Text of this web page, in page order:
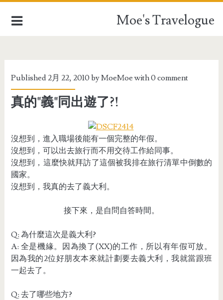
Moe's Travelogue
AFRICA
TAIWAN
TRAVEL STUFFFS
Published 2月 22, 2010 byMoeMoewith0 comment
真的"義"同出遊了?!
沒想到，進入職場後能有一個完整的年假。
沒想到，可以出去旅行而不用交待工作給同事。
沒想到，這麼快就拜訪了這個被我排在旅行清單中倒數的
國家。
沒想到，我真的去了義大利。
接下來，是自問自答時間。
Q: 為什麼這次是義大利?
A: 全是機緣。因為換了(XX)的工作，所以有年假可放。
因為我的2位好朋友本來就計劃要去義大利，我就當跟班
一起去了。
Q: 去了哪些地方?